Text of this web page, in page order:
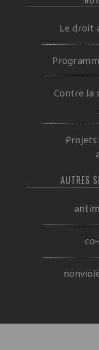
Le droit
Contre la
AUTRES